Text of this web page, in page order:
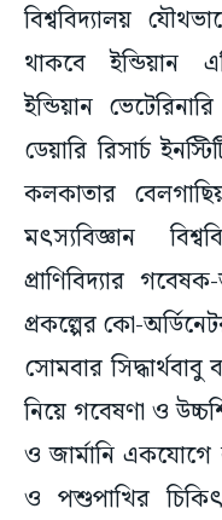
বিশ্ববিদ্যালয়
থাকবে ইন্ডিয়ান
ইন্ডিয়ান
ডেয়ারি রিসার্চ
কলকাতার
মৎস্যবিজ্ঞান
প্রাণিবিদ্যার
প্রকল্পের কো-
সোমবার
নিয়ে গবেষণা ও
ও জার্মানি
ও পশুপাখির